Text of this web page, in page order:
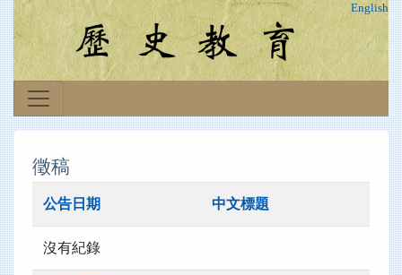
English
徵稿
公告日期 中文標題
沒有紀錄